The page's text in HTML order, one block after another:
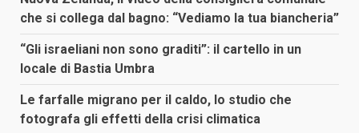
che si collega dal bagno: “Vediamo la tua biancheria”
“Gli israeliani non sono graditi”: il cartello in un
locale di Bastia Umbra
Le farfalle migrano per il caldo, lo studio che
fotografa gli effetti della crisi climatica